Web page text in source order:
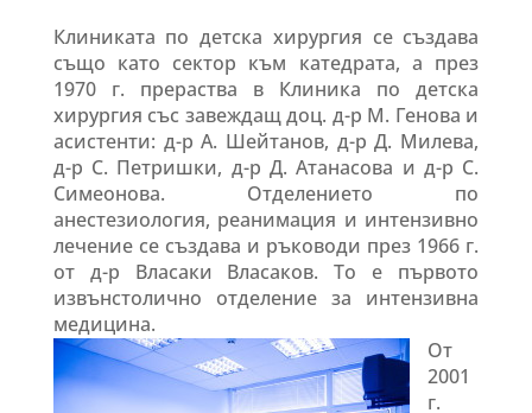
Клиниката по детска хирургия се създава
също като сектор към катедрата, а през
1970 г. прераства в Клиника по детска
хирургия със завеждащ доц. д-р М. Генова и
асистенти: д-р А. Шейтанов, д-р Д. Милева,
д-р С. Петришки, д-р Д. Атанасова и д-р С.
Симеонова. Отделението по
анестезиология, реанимация и интензивно
лечение се създава и ръководи през 1966 г.
от д-р Власаки Власаков. То е първото
извънстолично отделение за интензивна
медицина.
От
2001
г.